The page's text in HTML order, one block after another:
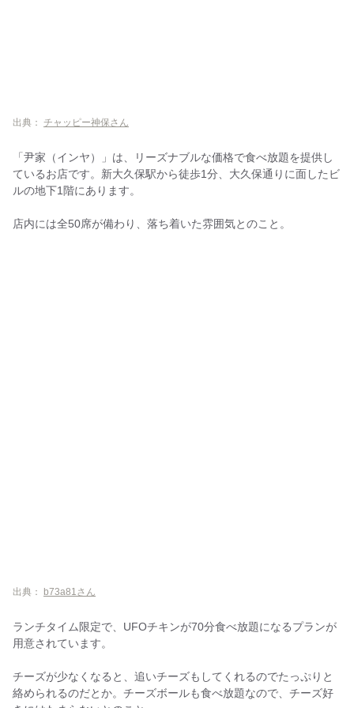
出典： チャッピー神保さん
「尹家（インヤ）」は、リーズナブルな価格で食べ放題を提供し
ているお店です。新大久保駅から徒歩1分、大久保通りに面したビ
ルの地下1階にあります。
店内には全50席が備わり、落ち着いた雰囲気とのこと。
出典： b73a81さん
ランチタイム限定で、UFOチキンが70分食べ放題になるプランが
用意されています。
チーズが少なくなると、追いチーズもしてくれるのでたっぷりと
絡められるのだとか。チーズボールも食べ放題なので、チーズ好